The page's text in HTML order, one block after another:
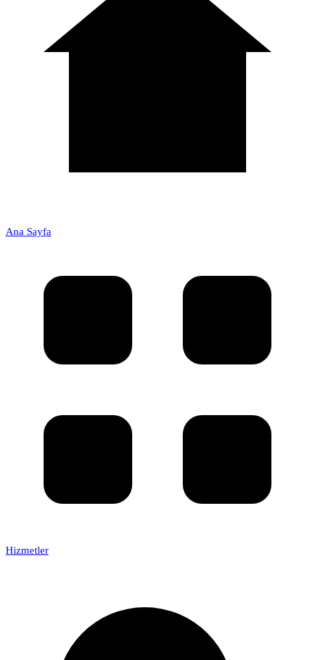
Ana Sayfa
Hizmetler